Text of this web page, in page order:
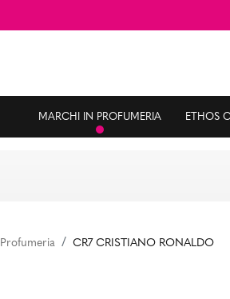
MARCHI IN PROFUMERIA ETHOS
CR7 CRISTIANO RONALDO